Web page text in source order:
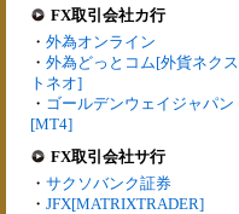
FX取引会社カ行
・ 外為オンライン
・ 外為どっとコム[外貨ネクス
トネオ]
・ ゴールデンウェイジャパン
[MT4]
FX取引会社サ行
・ サクソバンク証券
・ JFX[MATRIXTRADER]